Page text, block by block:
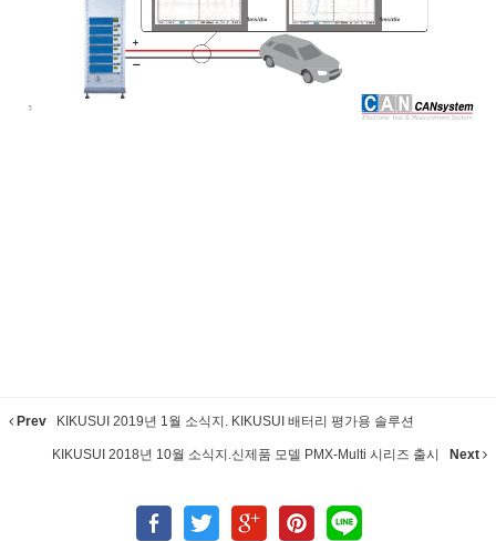
Prev KIKUSUI 2019년 1월 소식지. KIKUSUI 배터리 평가용 솔루션
KIKUSUI 2018년 10월 소식지.신제품 모델 PMX-Multi 시리즈 출시 Next